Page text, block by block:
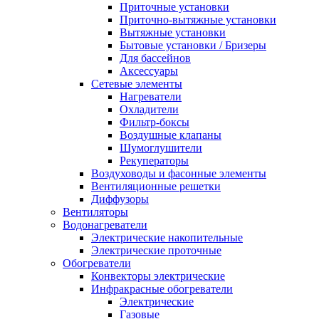
Приточные установки
Приточно-вытяжные установки
Вытяжные установки
Бытовые установки / Бризеры
Для бассейнов
Аксессуары
Сетевые элементы
Нагреватели
Охладители
Фильтр-боксы
Воздушные клапаны
Шумоглушители
Рекуператоры
Воздуховоды и фасонные элементы
Вентиляционные решетки
Диффузоры
Вентиляторы
Водонагреватели
Электрические накопительные
Электрические проточные
Обогреватели
Конвекторы электрические
Инфракрасные обогреватели
Электрические
Газовые